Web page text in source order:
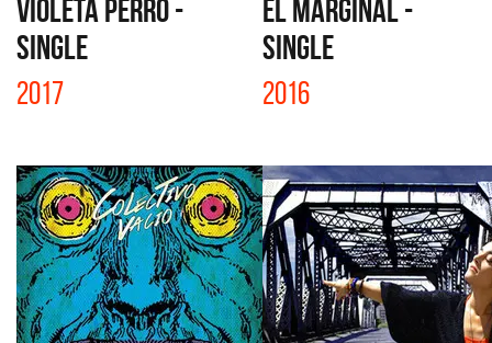
VIOLETA PERRO -
SINGLE
2017
EL MARGINAL -
SINGLE
2016